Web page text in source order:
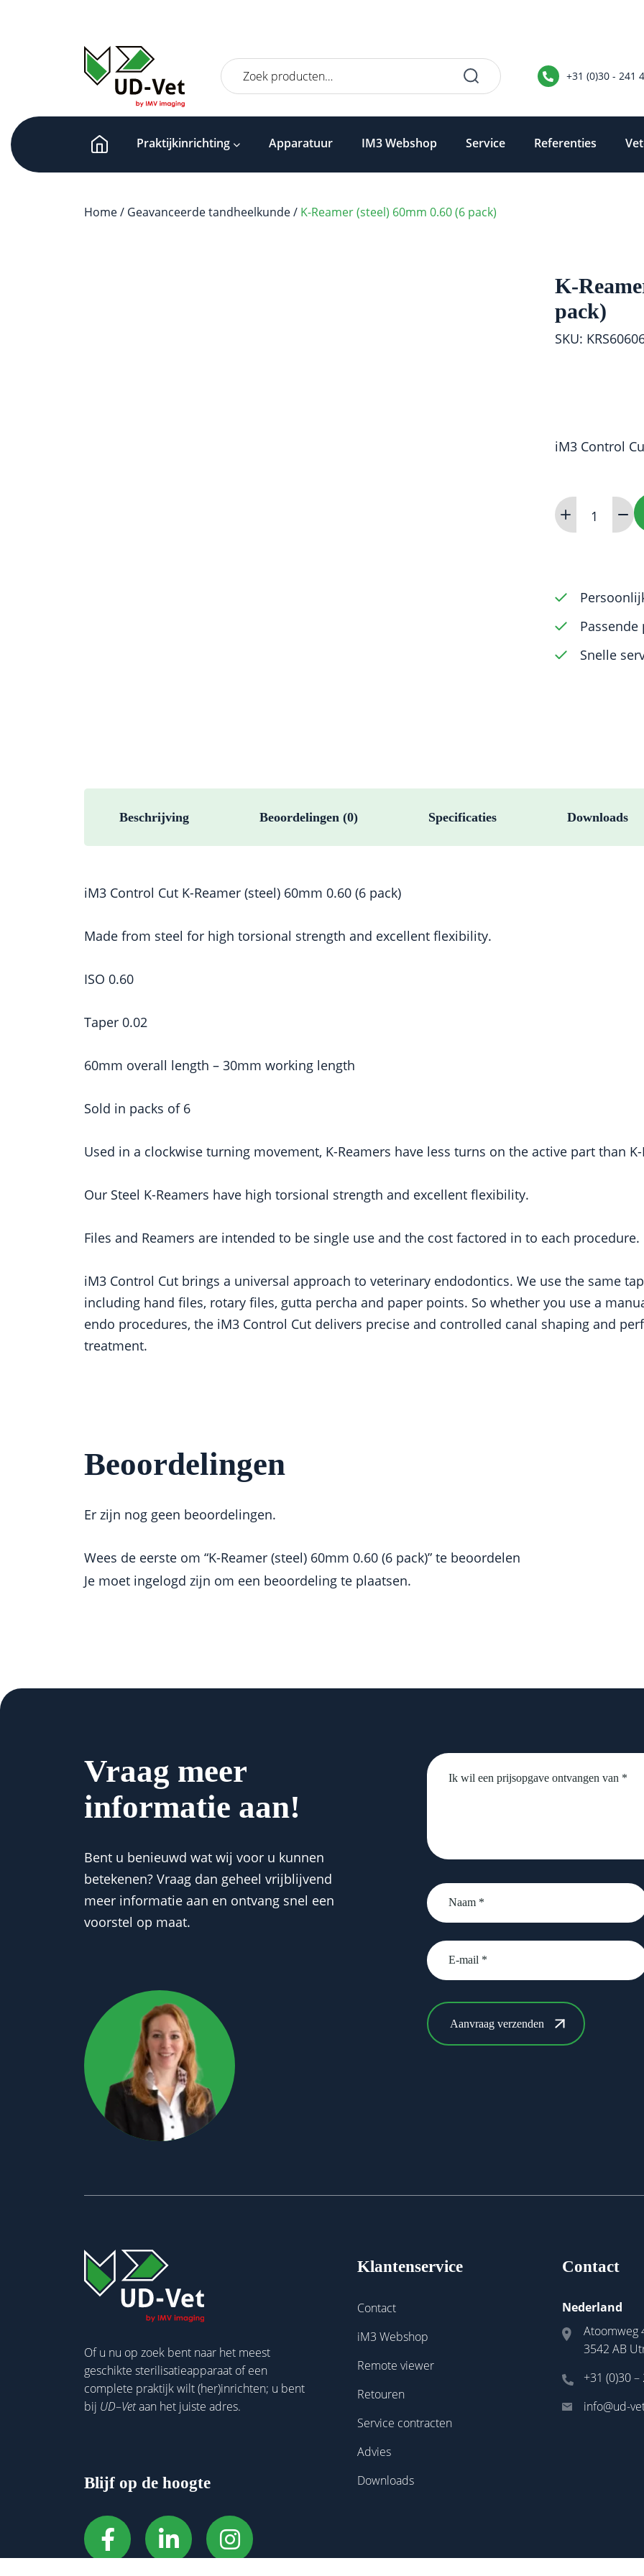
Zoeken
naar:
+31 (0)30 - 241
Praktijkinrichting Apparatuur IM3 Webshop Service Referenties
Home/ Geavanceerde tandheelkunde/ K-Reamer (steel) 60mm 0.60 (6 pack)
K-
pack)
SKU:
iM3 Control
K-
Reamer
0.60
pack)
aantalSnelle
Beschrijving Beoordelingen (0) Specificaties Downloads
iM3 Control Cut K-Reamer (steel) 60mm 0.60 (6 pack)
Made from steel for high torsional strength and excellent flexibility.
ISO 0.60
Taper 0.02
60mm overall length – 30mm working length
Sold in packs of 6
Used in a clockwise turning movement, K-Reamers have less turns on the active part than
Our Steel K-Reamers have high torsional strength and excellent flexibility.
Files and Reamers are intended to be single use and the cost factored in to each procedure.
iM3 Control Cut brings a universal approach to veterinary endodontics. We use the same
including hand files, rotary files, gutta percha and paper points. So whether you use a
endo procedures, the iM3 Control Cut delivers precise and controlled canal shaping and
treatment.
Beoordelingen
Er zijn nog geen beoordelingen.
Wees de eerste om “K-Reamer (steel) 60mm 0.60 (6 pack)” te beoordelen
Je moet ingelogd zijn om een beoordeling te plaatsen.
Vraag meer
informatie aan!
Bent u benieuwd wat wij voor u kunnen
betekenen? Vraag dan geheel vrijblijvend
meer informatie aan en ontvang snel een
voorstel op maat.
Untitled
Naam
*
email
Of u nu op zoek bent naar het meest
geschikte sterilisatieapparaat of een
complete praktijk wilt (her)inrichten; u bent
bij UD–Vetaan het juiste adres.
Blijf op de hoogte
Klantenservice
Contact
iM3 Webshop
Remote viewer
Retouren
Service contracten
Advies
Downloads
Contact
Nederland
Atoomweg
3542 AB
+31 (0)30
info@ud-